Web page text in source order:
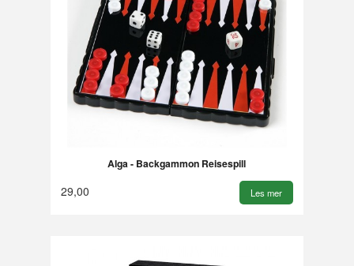
Alga - Backgammon Reisespill
29,00 Les mer